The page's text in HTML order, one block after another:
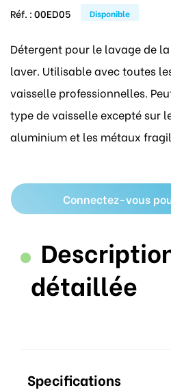
Réf. :00ED05 Disponible
Détergent pour le lavage de
laver. Utilisable avec toutes
vaisselle professionnelles.
type de vaisselle excepté sur
aluminium et les métaux
Connectez-vous
détaillée
Specifications